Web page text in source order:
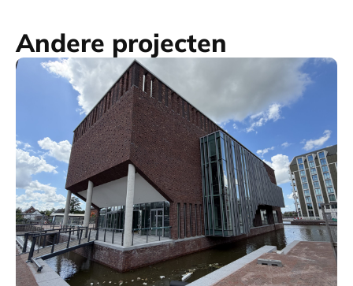
Andere projecten